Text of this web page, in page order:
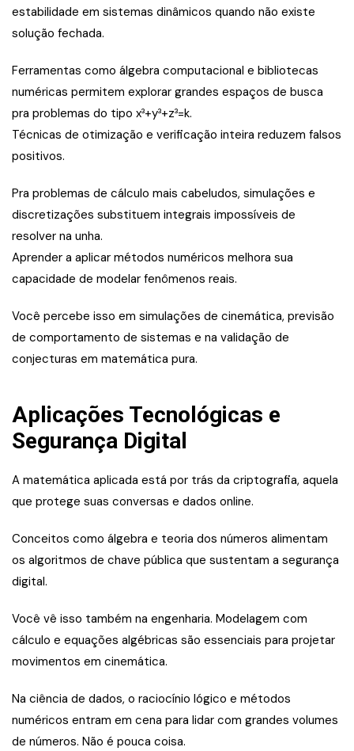
estabilidade em sistemas dinâmicos quando não existe
solução fechada.
Ferramentas como álgebra computacional e bibliotecas
numéricas permitem explorar grandes espaços de busca
pra problemas do tipo x³+y³+z³=k.
Técnicas de otimização e verificação inteira reduzem falsos
positivos.
Pra problemas de cálculo mais cabeludos, simulações e
discretizações substituem integrais impossíveis de
resolver na unha.
Aprender a aplicar métodos numéricos melhora sua
capacidade de modelar fenômenos reais.
Você percebe isso em simulações de cinemática, previsão
de comportamento de sistemas e na validação de
conjecturas em matemática pura.
Aplicações Tecnológicas e
Segurança Digital
A matemática aplicada está por trás da criptografia, aquela
que protege suas conversas e dados online.
Conceitos como álgebra e teoria dos números alimentam
os algoritmos de chave pública que sustentam a segurança
digital.
Você vê isso também na engenharia. Modelagem com
cálculo e equações algébricas são essenciais para projetar
movimentos em cinemática.
Na ciência de dados, o raciocínio lógico e métodos
numéricos entram em cena para lidar com grandes volumes
de números. Não é pouca coisa.